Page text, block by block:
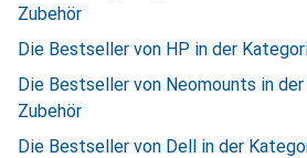
Zubehör
Die Bestseller von HP in der
Die Bestseller von Neomounts in
Zubehör
Die Bestseller von Dell in der